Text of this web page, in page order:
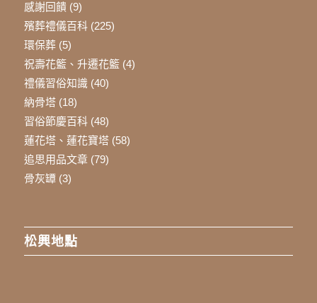
感謝回饋(9)
殯葬禮儀百科(225)
環保葬(5)
祝壽花籃、升遷花籃(4)
禮儀習俗知識(40)
納骨塔(18)
習俗節慶百科(48)
蓮花塔、蓮花寶塔(58)
追思用品文章(79)
骨灰罈(3)
松興地點